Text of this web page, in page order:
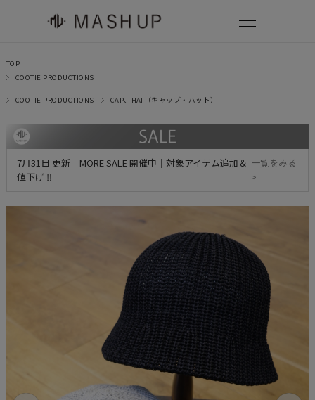
TOP
COOTIE PRODUCTIONS
COOTIE PRODUCTIONS CAP、HAT（キャップ・ハット）
7月31日 更新｜MORE SALE 開催中｜対象アイテム追加＆
値下げ ‼
一覧をみる
>